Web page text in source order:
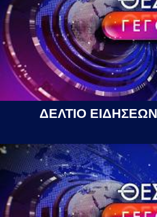
ΔΕΛΤΙΟ ΕΙΔΗΣΕΩΝ